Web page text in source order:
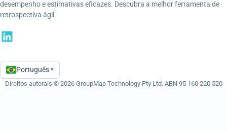
desempenho e estimativas eficazes. Descubra a melhor ferramenta de
retrospectiva ágil.
Language
Português ▾
Direitos autorais © 2026 GroupMap Technology Pty Ltd. ABN 95 160 220 520